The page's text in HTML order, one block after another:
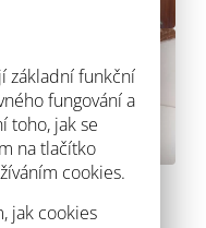
základní funkční
fungování a
toho, jak se
na tlačítko
cookies.
jak cookies